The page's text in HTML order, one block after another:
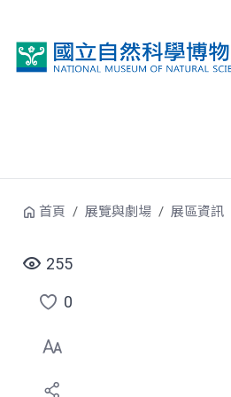
首頁 展覽與劇場 展區資訊
255
點
選
喜
0